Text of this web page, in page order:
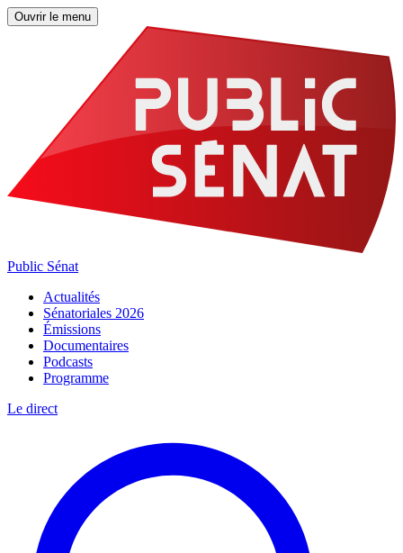
Ouvrir le menu
Public Sénat
Actualités
Sénatoriales 2026
Émissions
Documentaires
Podcasts
Programme
Le direct